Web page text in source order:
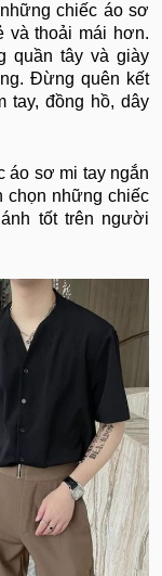
chiếc áo sơ
và thoải mái hơn.
quần tây và giày
Đừng quên kết
tay, đồng hồ, dây
áo sơ mi tay ngắn
chọn những chiếc
tốt trên người